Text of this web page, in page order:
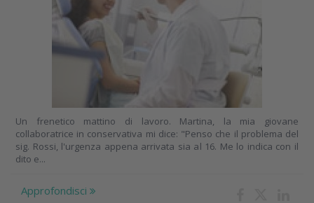
Un frenetico mattino di lavoro. Martina, la mia giovane
collaboratrice in conservativa mi dice: "Penso che il problema del
sig. Rossi, l'urgenza appena arrivata sia al 16. Me lo indica con il
dito e...
Approfondisci